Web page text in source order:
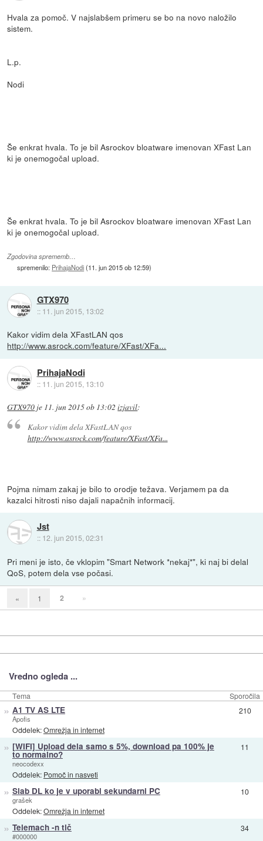
Hvala za pomoč. V najslabšem primeru se bo na novo naložilo
sistem.
L.p.
Nodi
Še enkrat hvala. To je bil Asrockov bloatware imenovan XFast Lan
ki je onemogočal upload.
Še enkrat hvala. To je bil Asrockov bloatware imenovan XFast Lan
ki je onemogočal upload.
Zgodovina sprememb…
spremenilo: PrihajaNodi(11. jun 2015 ob 12:59)
GTX970
:: 11. jun 2015, 13:02
Kakor vidim dela XFastLAN qos
http://www.asrock.com/feature/XFast/XFa...
PrihajaNodi
:: 11. jun 2015, 13:10
GTX970 je 11. jun 2015 ob 13:02 izjavil:
Kakor vidim dela XFastLAN qos
http://www.asrock.com/feature/XFast/XFa...
Pojma nimam zakaj je bilo to orodje težava. Verjamem pa da
kazalci hitrosti niso dajali napačnih informacij.
Jst
:: 12. jun 2015, 02:31
Pri meni je isto, če vklopim "Smart Network *nekaj*", ki naj bi delal
QoS, potem dela vse počasi.
« 1 2 »
Vredno ogleda ...
Tema Sporočila
» A1 TV AS LTE
Apofis
Oddelek:Omrežja in internet
210
» [WIFI] Upload dela samo s 5%, download pa 100% je
to normalno?
neocodexx
Oddelek: Pomoč in nasveti
11
» Slab DL ko je v uporabi sekundarni PC
grašek
Oddelek:Omrežja in internet
10
» Telemach -n tič
#000000
34